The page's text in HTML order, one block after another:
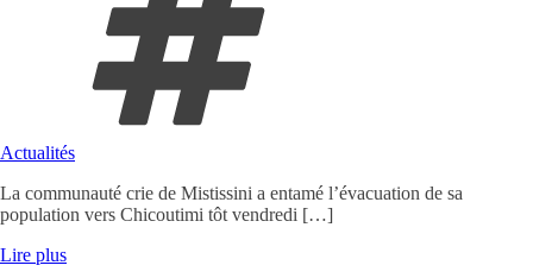
Actualités
La communauté crie de Mistissini a entamé l’évacuation de sa
population vers Chicoutimi tôt vendredi […]
Lire plus